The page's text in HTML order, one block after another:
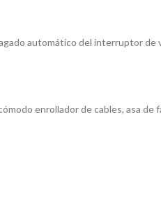
automático del interruptor de
enrollador de cables, asa de